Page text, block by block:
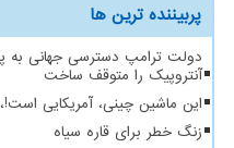
پربیننده ترین ها
دولت ترامپ دسترسی جهانی به
آنتروپیک را متوقف ساخت
این ماشین چینی، آمریکایی
زنگ خطر برای قاره سیاه